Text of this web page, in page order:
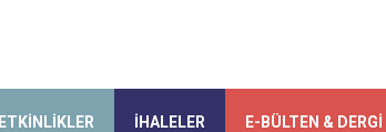
ETKINLIKLER İHALELER E-BÜLTEN & DERGI